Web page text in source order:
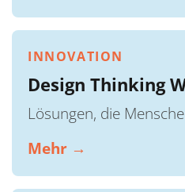
INNOVATION
Design Thinking
Lösungen, die
Mehr →